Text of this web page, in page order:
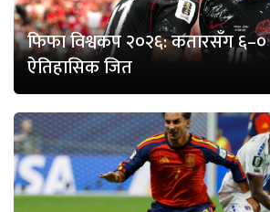
फिफा विश्वकप २०२६: कतारसँग
ऐतिहासिक जित